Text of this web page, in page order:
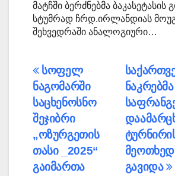
მატჩში ბერძნებმა
სტუმრად ჩრდ.ირლანდიას
შეხვედრაში ანალოგიური…
პოსტის
ნავიგაციანაკრებმა
გავიდა
სოფელ
ნაგომარში
საცხენოსნო
შეჯიბრი
„ოზურგეთის
თასი _2025“
გაიმართა